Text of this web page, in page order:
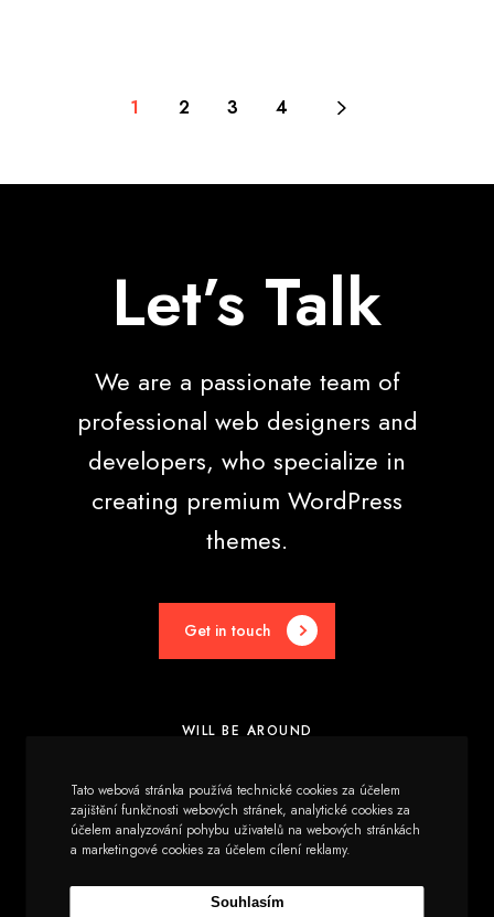
1 2 3 4
Let’s Talk
We are a passionate team of
professional web designers and
developers, who specialize in
creating premium WordPress
themes.
Get in touch
WILL BE AROUND
Elements
Utilities
Greatives Hub
Tato webová stránka používá technické cookies za účelem
zajištění funkčnosti webových stránek, analytické cookies za
účelem analyzování pohybu uživatelů na webových stránkách
a marketingové cookies za účelem cílení reklamy.
Souhlasím